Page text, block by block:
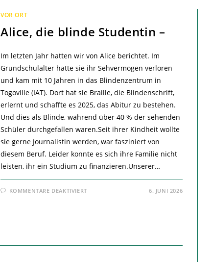
VOR ORT
Alice, die blinde Studentin –
Im letzten Jahr hatten wir von Alice berichtet. Im
Grundschulalter hatte sie ihr Sehvermögen verloren
und kam mit 10 Jahren in das Blindenzentrum in
Togoville (IAT). Dort hat sie Braille, die Blindenschrift,
erlernt und schaffte es 2025, das Abitur zu bestehen.
Und dies als Blinde, während über 40 % der sehenden
Schüler durchgefallen waren.Seit ihrer Kindheit wollte
sie gerne Journalistin werden, war fasziniert von
diesem Beruf. Leider konnte es sich ihre Familie nicht
leisten, ihr ein Studium zu finanzieren.Unserer…
KOMMENTARE DEAKTIVIERTFÜR 6. JUNI 2026